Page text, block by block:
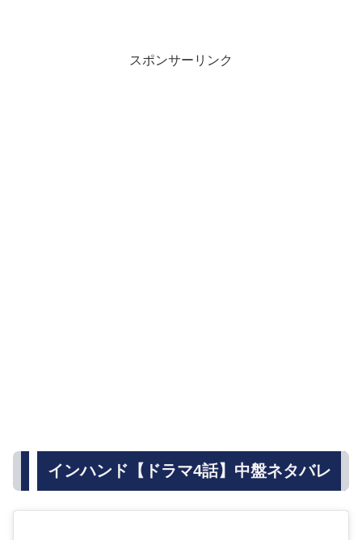
スポンサーリンク
インハンド【ドラマ4話】中盤ネタバレ